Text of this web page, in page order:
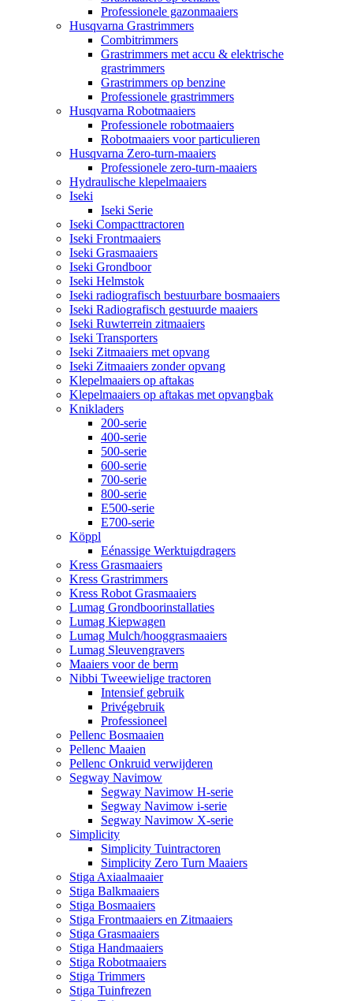
Professionele gazonmaaiers
Husqvarna Grastrimmers
Combitrimmers
Grastrimmers met accu & elektrische
grastrimmers
Grastrimmers op benzine
Professionele grastrimmers
Husqvarna Robotmaaiers
Professionele robotmaaiers
Robotmaaiers voor particulieren
Husqvarna Zero-turn-maaiers
Professionele zero-turn-maaiers
Hydraulische klepelmaaiers
Iseki
Iseki Serie
Iseki Compacttractoren
Iseki Frontmaaiers
Iseki Grasmaaiers
Iseki Grondboor
Iseki Helmstok
Iseki radiografisch bestuurbare bosmaaiers
Iseki Radiografisch gestuurde maaiers
Iseki Ruwterrein zitmaaiers
Iseki Transporters
Iseki Zitmaaiers met opvang
Iseki Zitmaaiers zonder opvang
Klepelmaaiers op aftakas
Klepelmaaiers op aftakas met opvangbak
Knikladers
200-serie
400-serie
500-serie
600-serie
700-serie
800-serie
E500-serie
E700-serie
Köppl
Eénassige Werktuigdragers
Kress Grasmaaiers
Kress Grastrimmers
Kress Robot Grasmaaiers
Lumag Grondboorinstallaties
Lumag Kiepwagen
Lumag Mulch/hooggrasmaaiers
Lumag Sleuvengravers
Maaiers voor de berm
Nibbi Tweewielige tractoren
Intensief gebruik
Privégebruik
Professioneel
Pellenc Bosmaaien
Pellenc Maaien
Pellenc Onkruid verwijderen
Segway Navimow
Segway Navimow H-serie
Segway Navimow i-serie
Segway Navimow X-serie
Simplicity
Simplicity Tuintractoren
Simplicity Zero Turn Maaiers
Stiga Axiaalmaaier
Stiga Balkmaaiers
Stiga Bosmaaiers
Stiga Frontmaaiers en Zitmaaiers
Stiga Grasmaaiers
Stiga Handmaaiers
Stiga Robotmaaiers
Stiga Trimmers
Stiga Tuinfrezen